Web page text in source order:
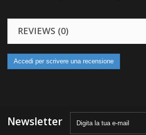
REVIEWS (0)
Accedi per scrivere una recensione
Newsletter